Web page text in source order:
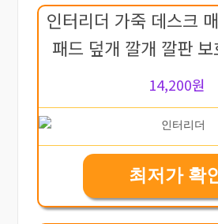
인터리더 가죽 데스크
패드 덮개 깔개 깔판
14,200원
최저가 확